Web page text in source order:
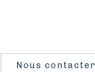
Nous contacter